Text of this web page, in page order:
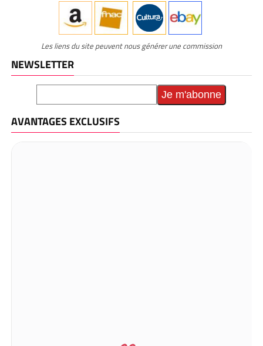
Les liens du site peuvent nous générer une commission
NEWSLETTER
AVANTAGES EXCLUSIFS